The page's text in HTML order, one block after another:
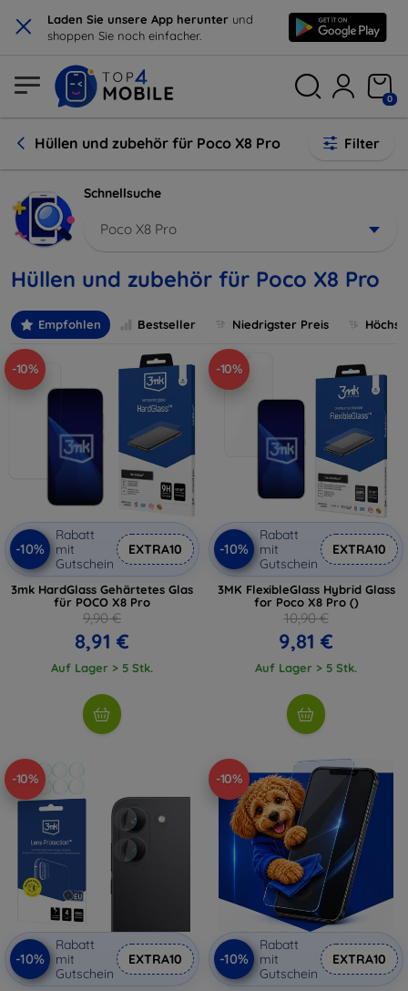
× Laden Sie unsere App herunter und
shoppen Sie noch einfacher.
0
Hüllen und zubehör für Poco X8 Pro Filter
Schnellsuche
Poco X8 Pro
Hüllen und zubehör für Poco X8 Pro
Empfohlen Bestseller Niedrigster Preis
-10%
-10%
Rabatt
mit
Gutschein
EXTRA10
3mk HardGlass Gehärtetes Glas
für POCO X8 Pro
9,90 €
8,91 €
Auf Lager > 5 Stk.
-10%
-10%
Rabatt
mit
Gutschein
EXTRA10
3MK FlexibleGlass Hybrid Glass
for Poco X8 Pro ()
10,90 €
9,81 €
Auf Lager > 5 Stk.
-10%
-10%
Rabatt
mit
Gutschein
EXTRA10
-10%
-10%
Rabatt
mit
Gutschein
EXTRA10